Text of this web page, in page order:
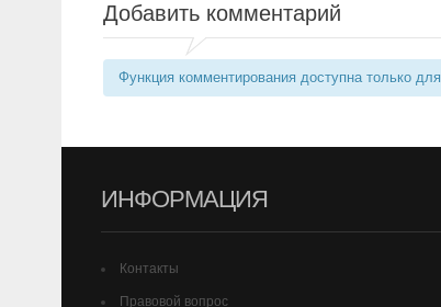
Добавить комментарий
Функция комментирования доступна только для
ИНФОРМАЦИЯ
Контакты
Правовой вопрос